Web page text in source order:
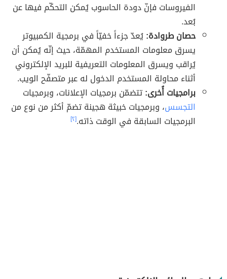
الفيروسات فإنّ دودة الحاسوب يُمكن التحكّم فيها عن
بُعد.
حصان طروادة:يُعدّ جزءاً خفيّاً في برمجية الكمبيوتر
يسرق معلومات المستخدم المهمّة، حيث إنّه يُمكن أن
يُراقب ويسرق المعلومات التعريفية للبريد الإلكتروني
أثناء محاولة المستخدم الدخول له عبر متصفّح الويب.
برامجيات أُخرى:تتضمّن برمجيات الإعلانات، وبرمجيات
التجسس، وبرمجيات خبيثة هجينة تضمّ أكثر من نوع من
البرمجيات السابقة في الوقت ذاته.[٢]